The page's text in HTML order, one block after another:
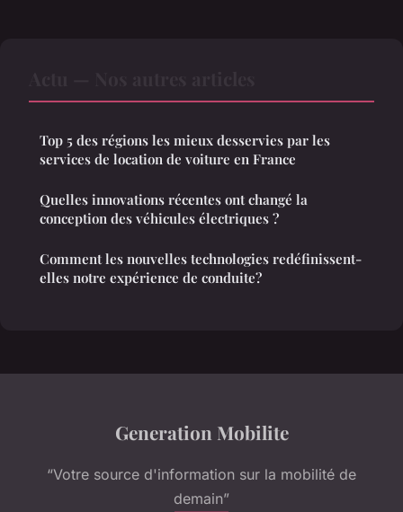
Top 5 des régions les mieux desservies par les
services de location de voiture en France
Quelles innovations récentes ont changé la
conception des véhicules électriques ?
Comment les nouvelles technologies redéfinissent-
elles notre expérience de conduite?
Generation Mobilite
“Votre source d'information sur la mobilité de
demain”